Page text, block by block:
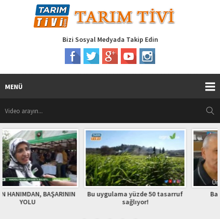
Bizi Sosyal Medyada Takip Edin
MENÜ
Bu uygulama yüzde 50 tasarruf
Bafralı Gazeteci Ünal